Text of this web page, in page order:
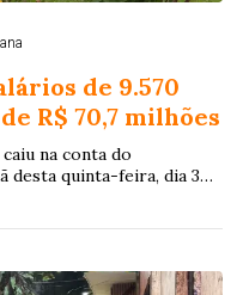
de 9.570
R$ 70,7 milhões
na conta do
desta quinta-feira, dia 30